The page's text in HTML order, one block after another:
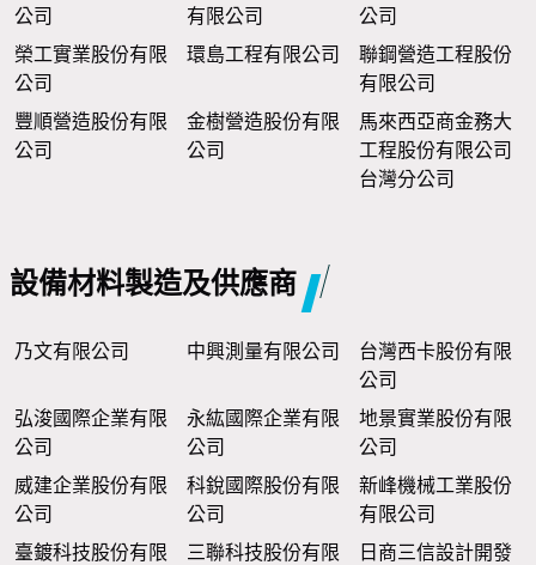
公司
有限公司
公司
榮工實業股份有限
公司
環島工程有限公司
聯鋼營造工程股份
有限公司
豐順營造股份有限
公司
金樹營造股份有限
公司
馬來西亞商金務大
工程股份有限公司
台灣分公司
設備材料製造及供應商
乃文有限公司 中興測量有限公司
台灣西卡股份有限
公司
弘浚國際企業有限
公司
永紘國際企業有限
公司
地景實業股份有限
公司
威建企業股份有限
公司
科銳國際股份有限
公司
新峰機械工業股份
有限公司
臺鍍科技股份有限
三聯科技股份有限
日商三信設計開發